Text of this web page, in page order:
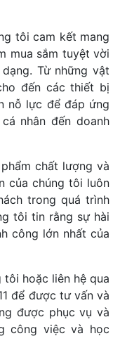
tôi cam kết mang
mua sắm tuyệt vời
Từ những vật
đến các thiết bị
nỗ lực để đáp ứng
nhân đến doanh
chất lượng và
của chúng tôi luôn
trong quá trình
tôi tin rằng sự hài
công lớn nhất của
tôi hoặc liên hệ qua
để được tư vấn và
được phục vụ và
công việc và học